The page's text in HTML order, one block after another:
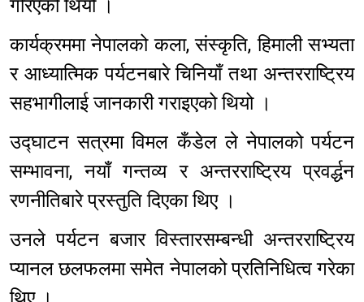
गरिएको थियो ।
कार्यक्रममा नेपालको कला, संस्कृति, हिमाली सभ्यता
र आध्यात्मिक पर्यटनबारे चिनियाँ तथा अन्तरराष्ट्रिय
सहभागीलाई जानकारी गराइएको थियो ।
उद्घाटन सत्रमा विमल कँडेल ले नेपालको पर्यटन
सम्भावना, नयाँ गन्तव्य र अन्तरराष्ट्रिय प्रवर्द्धन
रणनीतिबारे प्रस्तुति दिएका थिए ।
उनले पर्यटन बजार विस्तारसम्बन्धी अन्तरराष्ट्रिय
प्यानल छलफलमा समेत नेपालको प्रतिनिधित्व गरेका